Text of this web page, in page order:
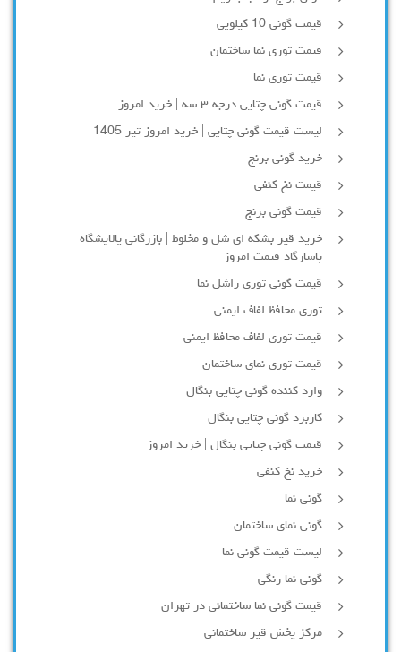
قیمت گونی 10 کیلویی
قیمت توری نما ساختمان
قیمت توری نما
قیمت گونی چتایی درجه ۳ سه | خرید امروز
لیست قیمت گونی چتایی | خرید امروز تیر 1405
خرید گونی برنج
قیمت نخ کنفی
قیمت گونی برنج
خرید قیر بشکه ای شل و مخلوط | بازرگانی پالایشگاه
پاسارگاد قیمت امروز
قیمت گونی توری راشل نما
توری محافظ لفاف ایمنی
قیمت توری لفاف محافظ ایمنی
قیمت توری نمای ساختمان
وارد کننده گونی چتایی بنگال
کاربرد گونی چتایی بنگال
قیمت گونی چتایی بنگال | خرید امروز
خرید نخ کنفی
گونی نما
گونی نمای ساختمان
لیست قیمت گونی نما
گونی نما رنگی
قیمت گونی نما ساختمانی در تهران
مرکز پخش قیر ساختمانی